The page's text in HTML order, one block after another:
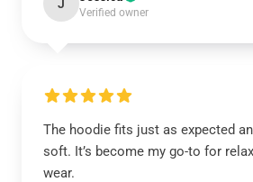
J
Verified owner
The hoodie fits just as expected
soft. It’s become my go-to for
wear.